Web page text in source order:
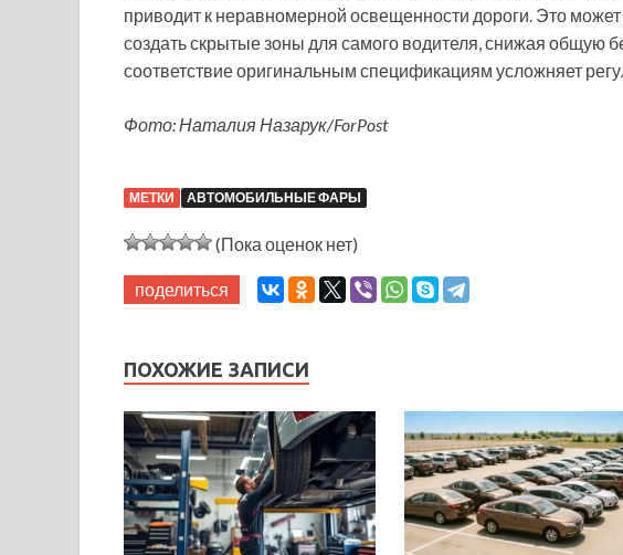
приводит к неравномерной освещенности дороги. Это
создать скрытые зоны для самого водителя, снижая общую
соответствие оригинальным спецификациям усложняет
Фото: Наталия Назарук/ForPost
МЕТКИ АВТОМОБИЛЬНЫЕ ФАРЫ
(Пока оценок нет)
поделиться
ПОХОЖИЕ ЗАПИСИ